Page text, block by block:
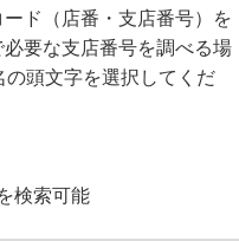
ド（店番・支店番号）を
要な支店番号を調べる場
頭文字を選択してくだ
検索可能